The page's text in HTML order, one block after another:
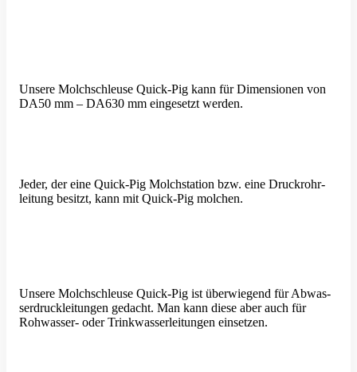
Unsere Molch­schleuse Quick-Pig kann für Dimen­sionen von
DA50 mm – DA630 mm einge­setzt werden.
Jeder, der eine Quick-Pig Molch­station bzw. eine Druck­rohr­
leitung besitzt, kann mit Quick-Pig molchen.
Unsere Molch­schleuse Quick-Pig ist überwiegend für Abwas­
ser­druck­lei­tungen gedacht. Man kann diese aber auch für
Rohwasser- oder Trink­was­ser­lei­tungen einsetzen.